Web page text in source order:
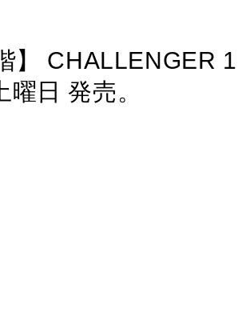
】 CHALLENGER 1
曜日 発売。